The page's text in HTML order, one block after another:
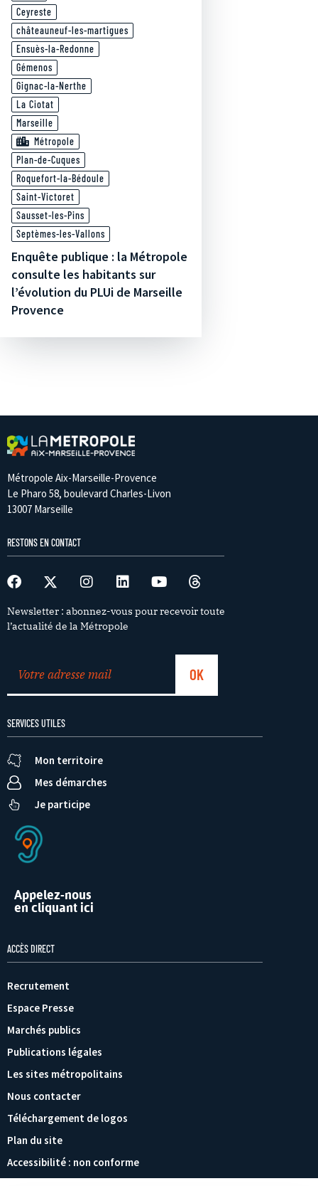
Ceyreste
châteauneuf-les-martigues
Ensuès-la-Redonne
Gémenos
Gignac-la-Nerthe
La Ciotat
Marseille
Métropole
Plan-de-Cuques
Roquefort-la-Bédoule
Saint-Victoret
Sausset-les-Pins
Septèmes-les-Vallons
Enquête publique : la Métropole
consulte les habitants sur
l’évolution du PLUi de Marseille
Provence
Métropole Aix-Marseille-Provence
Le Pharo 58, boulevard Charles-Livon
13007 Marseille
RESTONS EN CONTACT
Newsletter : abonnez-vous pour recevoir toute
l’actualité de la Métropole
SERVICES UTILES
Mon territoire
Mes démarches
Je participe
Appelez-nous
en cliquant ici
ACCÈS DIRECT
Recrutement
Espace Presse
Marchés publics
Publications légales
Les sites métropolitains
Nous contacter
Téléchargement de logos
Plan du site
Accessibilité : non conforme